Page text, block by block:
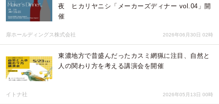
夜 ヒカリヤニシ「メーカーズディナー vol.04」開
催
扉ホールディングス株式会社 2026年06月30日 02時
東濃地方で昔盛んだったカスミ網猟に注目、自然と
人の関わり方を考える講演会を開催
イトナ社 2026年05月13日 00時